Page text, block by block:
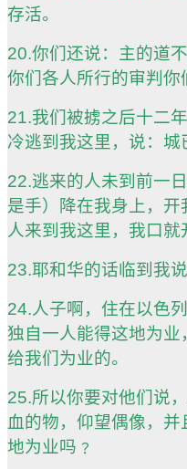
存活。
20.你们还说：主的道
你们各人所行的审判你
21.我们被掳之后十二
冷逃到我这里，说：城
22.逃来的人未到前一
是手）降在我身上，
人来到我这里，我口就
23.耶和华的话临到我说
24.人子啊，住在以色
独自一人能得这地为
给我们为业的。
25.所以你要对他们说
血的物，仰望偶像，
地为业吗﹖